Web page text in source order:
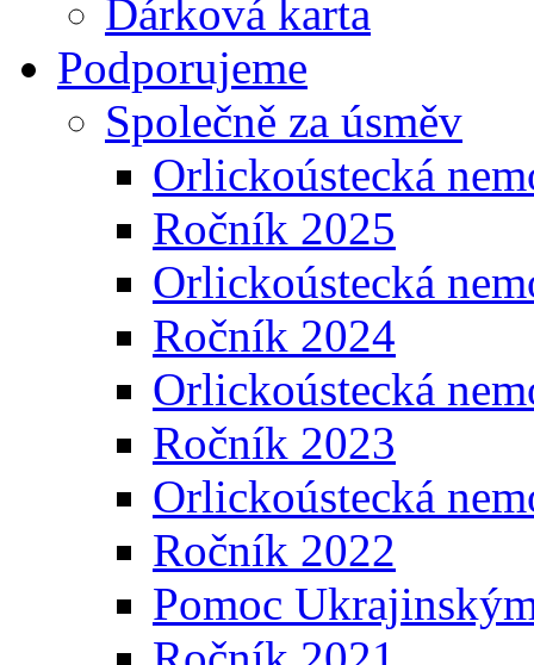
Dárková karta
Podporujeme
Společně za úsměv
Orlickoústecká
Ročník 2025
Orlickoústecká
Ročník 2024
Orlickoústecká
Ročník 2023
Orlickoústecká
Ročník 2022
Pomoc